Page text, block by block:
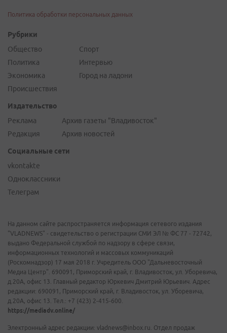
Политика обработки персональных данных
Рубрики
Общество
Политика
Экономика
Происшествия
Спорт
Интервью
Город на ладони
Издательство
Реклама
Редакция
Архив газеты "Владивосток"
Архив новостей
Социальные сети
vkontakte
Одноклассники
Телеграм
На данном сайте распространяется информация сетевого издания
"VLADNEWS" - свидетельство о регистрации СМИ ЭЛ № ФС 77 - 72742,
выдано Федеральной службой по надзору в сфере связи,
информационных технологий и массовых коммуникаций
(Роскомнадзор) 17 мая 2018 г. Учредитель ООО "Дальневосточный
Медиа Центр". 690091, Приморский край, г. Владивосток, ул. Уборевича,
д.20А, офис 13. Главный редактор Юркевич Дмитрий Юрьевич. Адрес
редакции: 690091, Приморский край, г. Владивосток, ул. Уборевича,
д.20А, офис 13. Тел.: +7 (423) 2-415-600.
https://mediadv.online/
Электронный адрес редакции: vladnews@inbox.ru. Отдел продаж